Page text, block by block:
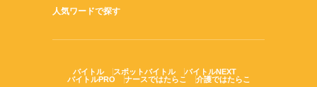
人気ワードで探す
バイトル スポットバイトル
バイトルNEXT
バイトルPRO
ナースではたらこ 介護ではたらこ